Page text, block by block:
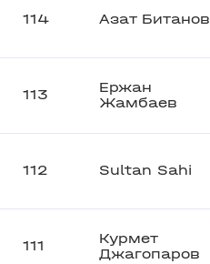
114 Азат Битанов
113
Ержан
Жамбаев
112 Sultan Sahi
111
Курмет
Джагопаров